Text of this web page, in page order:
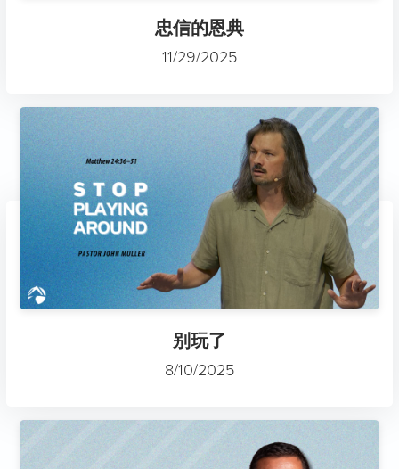
忠信的恩典
11/29/2025
别玩了
8/10/2025